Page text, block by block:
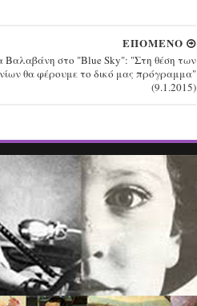
ΕΠΟΜΕΝΟ
Βαλαβάνη στο "Blue Sky": "Στη θέση των
θα φέρουμε το δικό μας πρόγραμμα"
(9.1.2015)